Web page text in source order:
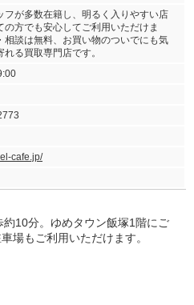
フが多数在籍し、明るく入りやすい店
の方でも安心してご利用いただけま
相談は無料、お買い物のついでにも気
れる買取専門店です。
cafe.jp/
約10分。ゆめタウン飯塚1階にご
場もご利用いただけます。